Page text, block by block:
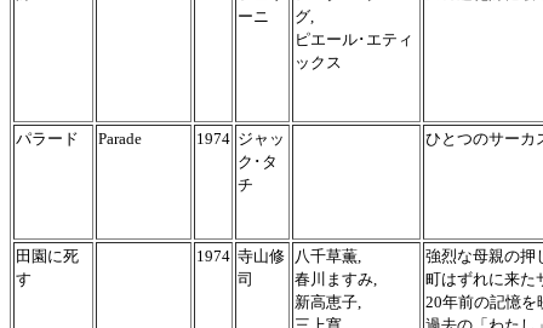
ーニ
グ,
ピエール･エティ
ックス
パラード Parade 1974 ジャッ
ク･タ
チ
ひとつのサーカ
田園に死
す
1974 寺山修
司
八千草薫,
春川ますみ,
新高恵子,
強烈な母親の押
町はずれに来た
20年前の記憶を